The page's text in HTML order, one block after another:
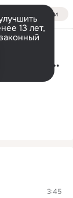
Войти
13 лет,
Красивка (Denis Ganiev Remix)
3:45